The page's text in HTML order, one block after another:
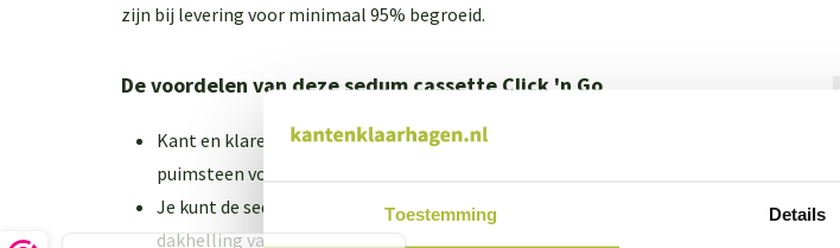
Toestemming Details
zijn bij levering voor minimaal 95% begroeid.
De voordelen van deze sedum cassette Click 'n Go
Kant en klare sedumtray welke is voorzien van substraat, opgevuld met
puimsteen voor drainage en opslag van regenwater
Je kunt de sedumtray eenvoudig zelf plaatsen op je dak. Geschikt voor een
dakhelling van 0-20graden. Bij een dakhelling vanaf 10 graden, adviseren